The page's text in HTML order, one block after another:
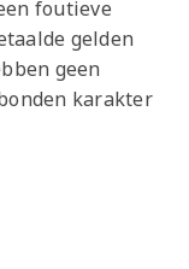
foutieve
gelden
geen
karakter